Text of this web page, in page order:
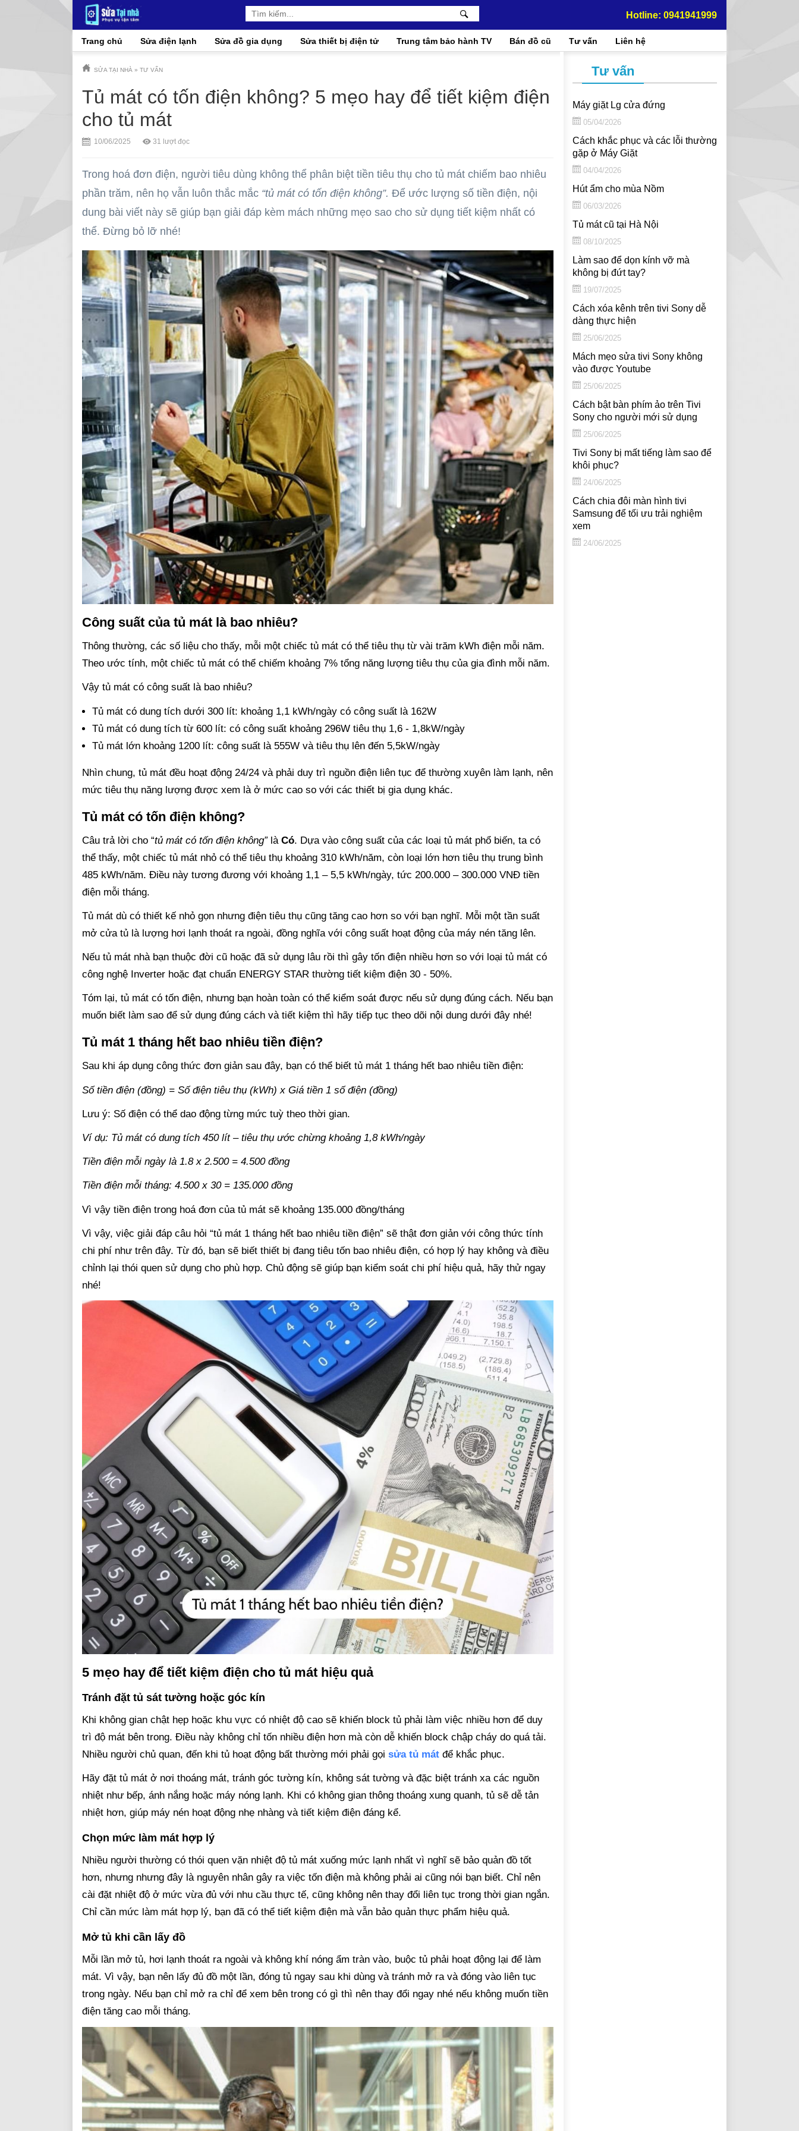
Hotline: 0941941999
Trang chủ Sửa điện lạnh Sửa đồ gia dụng Sửa thiết bị điện tử Trung tâm bảo hành TV Bán đồ cũ Tư vấn Liên hệ
SỬA TẠI NHÀ » TƯ VẤN
Tủ mát có tốn điện không? 5 mẹo hay để tiết kiệm điện
cho tủ mát
10/06/2025 31 lượt đọc
Trong hoá đơn điện, người tiêu dùng không thể phân biệt tiền tiêu thụ cho tủ mát chiếm bao nhiêu
phần trăm, nên họ vẫn luôn thắc mắc “tủ mát có tốn điện không”. Để ước lượng số tiền điện, nội
dung bài viết này sẽ giúp bạn giải đáp kèm mách những mẹo sao cho sử dụng tiết kiệm nhất có
thể. Đừng bỏ lỡ nhé!
Công suất của tủ mát là bao nhiêu?
Thông thường, các số liệu cho thấy, mỗi một chiếc tủ mát có thể tiêu thụ từ vài trăm kWh điện mỗi năm.
Theo ước tính, một chiếc tủ mát có thể chiếm khoảng 7% tổng năng lượng tiêu thụ của gia đình mỗi năm.
Vậy tủ mát có công suất là bao nhiêu?
Tủ mát có dung tích dưới 300 lít: khoảng 1,1 kWh/ngày có công suất là 162W
Tủ mát có dung tích từ 600 lít: có công suất khoảng 296W tiêu thụ 1,6 - 1,8kW/ngày
Tủ mát lớn khoảng 1200 lít: công suất là 555W và tiêu thụ lên đến 5,5kW/ngày
Nhìn chung, tủ mát đều hoạt động 24/24 và phải duy trì nguồn điện liên tục để thường xuyên làm lạnh, nên
mức tiêu thụ năng lượng được xem là ở mức cao so với các thiết bị gia dụng khác.
Tủ mát có tốn điện không?
Câu trả lời cho “tủ mát có tốn điện không” là Có. Dựa vào công suất của các loại tủ mát phổ biến, ta có
thể thấy, một chiếc tủ mát nhỏ có thể tiêu thụ khoảng 310 kWh/năm, còn loại lớn hơn tiêu thụ trung bình
485 kWh/năm. Điều này tương đương với khoảng 1,1 – 5,5 kWh/ngày, tức 200.000 – 300.000 VNĐ tiền
điện mỗi tháng.
Tủ mát dù có thiết kế nhỏ gọn nhưng điện tiêu thụ cũng tăng cao hơn so với bạn nghĩ. Mỗi một tần suất
mở cửa tủ là lượng hơi lạnh thoát ra ngoài, đồng nghĩa với công suất hoạt động của máy nén tăng lên.
Nếu tủ mát nhà bạn thuộc đời cũ hoặc đã sử dụng lâu rồi thì gây tốn điện nhiều hơn so với loại tủ mát có
công nghệ Inverter hoặc đạt chuẩn ENERGY STAR thường tiết kiệm điện 30 - 50%.
Tóm lại, tủ mát có tốn điện, nhưng bạn hoàn toàn có thể kiểm soát được nếu sử dụng đúng cách. Nếu bạn
muốn biết làm sao để sử dụng đúng cách và tiết kiệm thì hãy tiếp tục theo dõi nội dung dưới đây nhé!
Tủ mát 1 tháng hết bao nhiêu tiền điện?
Sau khi áp dụng công thức đơn giản sau đây, bạn có thể biết tủ mát 1 tháng hết bao nhiêu tiền điện:
Số tiền điện (đồng) = Số điện tiêu thụ (kWh) x Giá tiền 1 số điện (đồng)
Lưu ý: Số điện có thể dao động từng mức tuỳ theo thời gian.
Ví dụ: Tủ mát có dung tích 450 lít – tiêu thụ ước chừng khoảng 1,8 kWh/ngày
Tiền điện mỗi ngày là 1.8 x 2.500 = 4.500 đồng
Tiền điện mỗi tháng: 4.500 x 30 = 135.000 đồng
Vì vậy tiền điện trong hoá đơn của tủ mát sẽ khoảng 135.000 đồng/tháng
Vì vậy, việc giải đáp câu hỏi “tủ mát 1 tháng hết bao nhiêu tiền điện” sẽ thật đơn giản với công thức tính
chi phí như trên đây. Từ đó, bạn sẽ biết thiết bị đang tiêu tốn bao nhiêu điện, có hợp lý hay không và điều
chỉnh lại thói quen sử dụng cho phù hợp. Chủ động sẽ giúp bạn kiểm soát chi phí hiệu quả, hãy thử ngay
nhé!
5 mẹo hay để tiết kiệm điện cho tủ mát hiệu quả
Tránh đặt tủ sát tường hoặc góc kín
Khi không gian chật hẹp hoặc khu vực có nhiệt độ cao sẽ khiến block tủ phải làm việc nhiều hơn để duy
trì độ mát bên trong. Điều này không chỉ tốn nhiều điện hơn mà còn dễ khiến block chập cháy do quá tải.
Nhiều người chủ quan, đến khi tủ hoạt động bất thường mới phải gọi sửa tủ mát để khắc phục.
Hãy đặt tủ mát ở nơi thoáng mát, tránh góc tường kín, không sát tường và đặc biệt tránh xa các nguồn
nhiệt như bếp, ánh nắng hoặc máy nóng lạnh. Khi có không gian thông thoáng xung quanh, tủ sẽ dễ tản
nhiệt hơn, giúp máy nén hoạt động nhẹ nhàng và tiết kiệm điện đáng kể.
Chọn mức làm mát hợp lý
Nhiều người thường có thói quen vặn nhiệt độ tủ mát xuống mức lạnh nhất vì nghĩ sẽ bảo quản đồ tốt
hơn, nhưng nhưng đây là nguyên nhân gây ra việc tốn điện mà không phải ai cũng nói bạn biết. Chỉ nên
cài đặt nhiệt độ ở mức vừa đủ với nhu cầu thực tế, cũng không nên thay đổi liên tục trong thời gian ngắn.
Chỉ cần mức làm mát hợp lý, bạn đã có thể tiết kiệm điện mà vẫn bảo quản thực phẩm hiệu quả.
Mở tủ khi cần lấy đồ
Mỗi lần mở tủ, hơi lạnh thoát ra ngoài và không khí nóng ẩm tràn vào, buộc tủ phải hoạt động lại để làm
mát. Vì vậy, bạn nên lấy đủ đồ một lần, đóng tủ ngay sau khi dùng và tránh mở ra và đóng vào liên tục
trong ngày. Nếu bạn chỉ mở ra chỉ để xem bên trong có gì thì nên thay đổi ngay nhé nếu không muốn tiền
điện tăng cao mỗi tháng.
Tư vấn
Máy giặt Lg cửa đứng
05/04/2026
Cách khắc phục và các lỗi thường
gặp ở Máy Giặt
04/04/2026
Hút ẩm cho mùa Nồm
06/03/2026
Tủ mát cũ tại Hà Nội
08/10/2025
Làm sao để dọn kính vỡ mà
không bị đứt tay?
19/07/2025
Cách xóa kênh trên tivi Sony dễ
dàng thực hiện
25/06/2025
Mách mẹo sửa tivi Sony không
vào được Youtube
25/06/2025
Cách bật bàn phím ảo trên Tivi
Sony cho người mới sử dụng
25/06/2025
Tivi Sony bị mất tiếng làm sao để
khôi phục?
24/06/2025
Cách chia đôi màn hình tivi
Samsung để tối ưu trải nghiệm
xem
24/06/2025